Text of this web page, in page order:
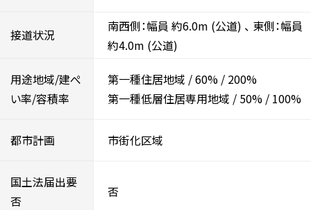
接道状況
南西側：幅員 約6.0m (公道) 、 東側：幅員
約4.0m (公道)
用途地域/建ぺ
い率/容積率
第一種住居地域 /60% / 200%
第一種低層住居専用地域 / 50% / 100%
都市計画 市街化区域
国土法届出要
否
否